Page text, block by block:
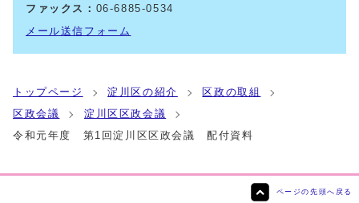
ファックス： 06-6885-0534
メール送信フォーム
トップページ 淀川区の紹介
区政の取組
区政会議
淀川区区政会議
令和元年度 第1回淀川区区政会議 配付資料
ページの先頭へ戻る